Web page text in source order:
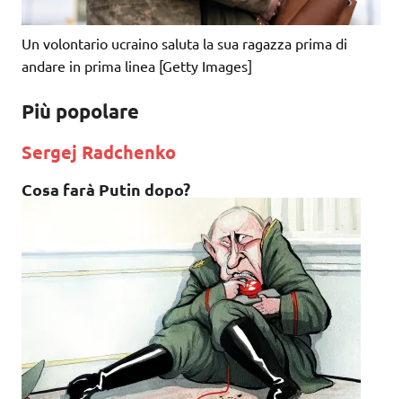
Un volontario ucraino saluta la sua ragazza prima di
andare in prima linea [Getty Images]
Più popolare
Sergej Radchenko
Cosa farà Putin dopo?